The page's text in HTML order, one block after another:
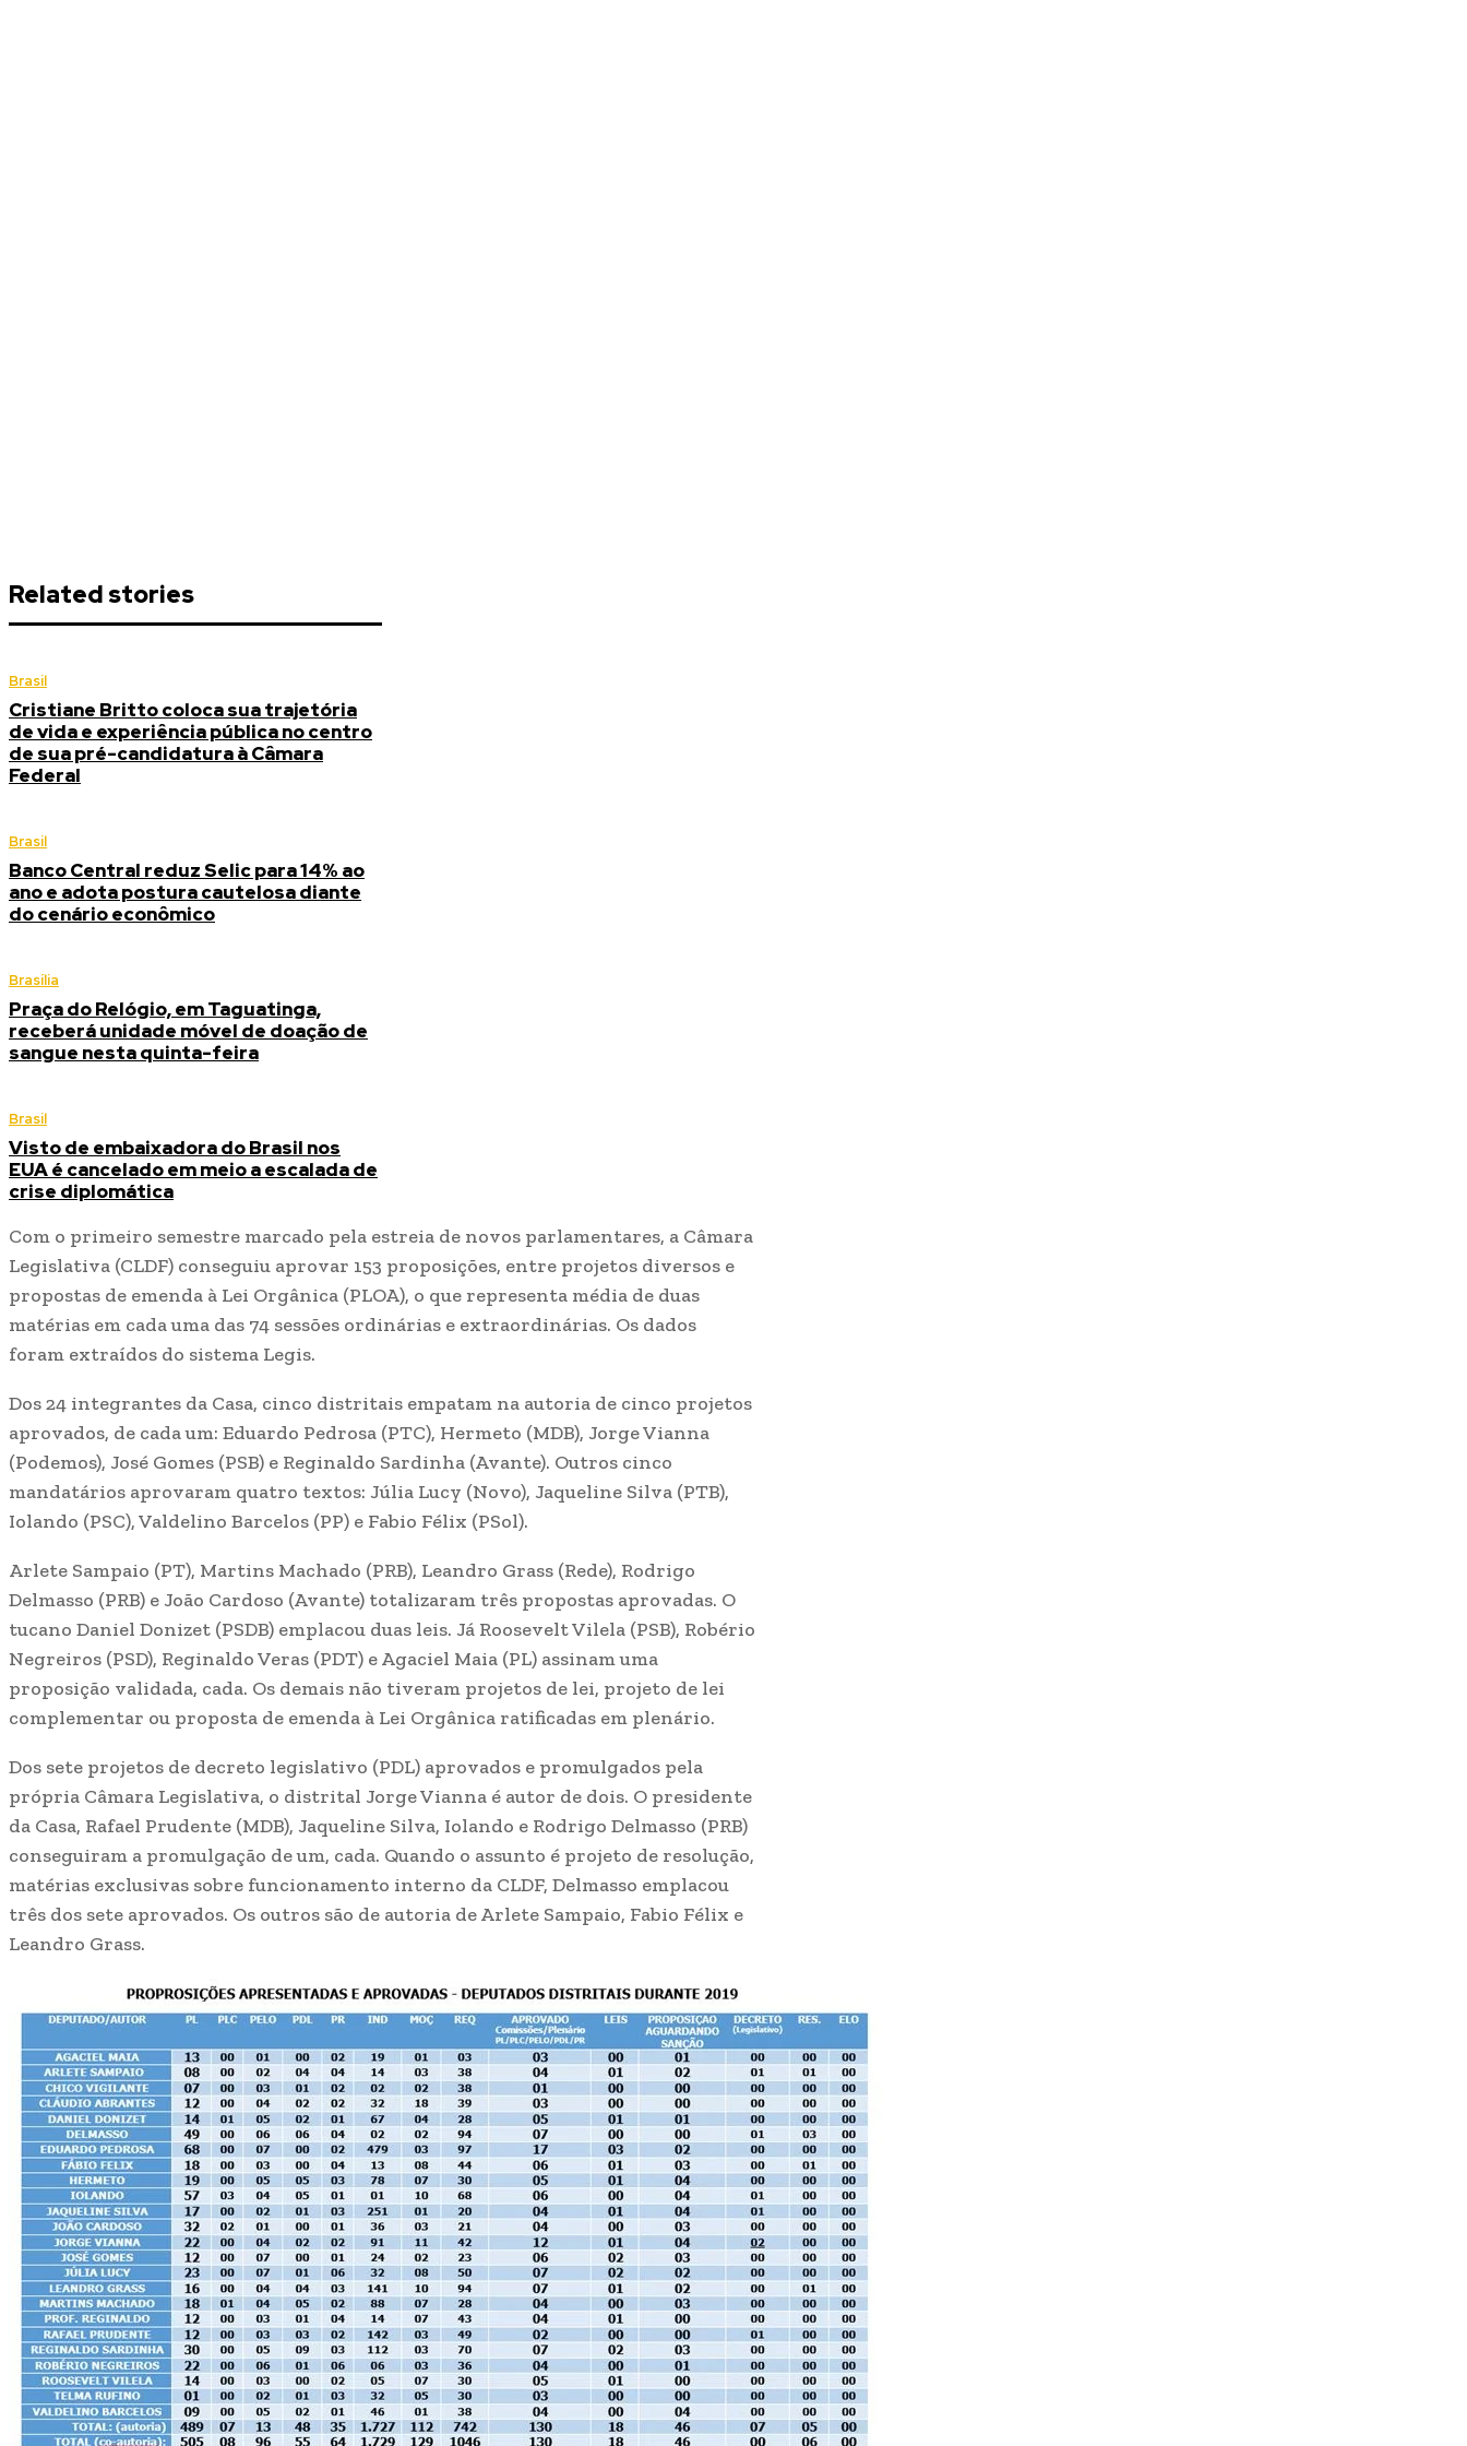
Related stories
Brasil
Cristiane Britto coloca sua trajetória
de vida e experiência pública no centro
de sua pré-candidatura à Câmara
Federal
Brasil
Banco Central reduz Selic para 14% ao
ano e adota postura cautelosa diante
do cenário econômico
Brasília
Praça do Relógio, em Taguatinga,
receberá unidade móvel de doação de
sangue nesta quinta-feira
Brasil
Visto de embaixadora do Brasil nos
EUA é cancelado em meio a escalada de
crise diplomática
Com o primeiro semestre marcado pela estreia de novos parlamentares, a Câmara
Legislativa (CLDF) conseguiu aprovar 153 proposições, entre projetos diversos e
propostas de emenda à Lei Orgânica (PLOA), o que representa média de duas
matérias em cada uma das 74 sessões ordinárias e extraordinárias. Os dados
foram extraídos do sistema Legis.
Dos 24 integrantes da Casa, cinco distritais empatam na autoria de cinco projetos
aprovados, de cada um: Eduardo Pedrosa (PTC), Hermeto (MDB), Jorge Vianna
(Podemos), José Gomes (PSB) e Reginaldo Sardinha (Avante). Outros cinco
mandatários aprovaram quatro textos: Júlia Lucy (Novo), Jaqueline Silva (PTB),
Iolando (PSC), Valdelino Barcelos (PP) e Fabio Félix (PSol).
Arlete Sampaio (PT), Martins Machado (PRB), Leandro Grass (Rede), Rodrigo
Delmasso (PRB) e João Cardoso (Avante) totalizaram três propostas aprovadas. O
tucano Daniel Donizet (PSDB) emplacou duas leis. Já Roosevelt Vilela (PSB), Robério
Negreiros (PSD), Reginaldo Veras (PDT) e Agaciel Maia (PL) assinam uma
proposição validada, cada. Os demais não tiveram projetos de lei, projeto de lei
complementar ou proposta de emenda à Lei Orgânica ratificadas em plenário.
Dos sete projetos de decreto legislativo (PDL) aprovados e promulgados pela
própria Câmara Legislativa, o distrital Jorge Vianna é autor de dois. O presidente
da Casa, Rafael Prudente (MDB), Jaqueline Silva, Iolando e Rodrigo Delmasso (PRB)
conseguiram a promulgação de um, cada. Quando o assunto é projeto de resolução,
matérias exclusivas sobre funcionamento interno da CLDF, Delmasso emplacou
três dos sete aprovados. Os outros são de autoria de Arlete Sampaio, Fabio Félix e
Leandro Grass.